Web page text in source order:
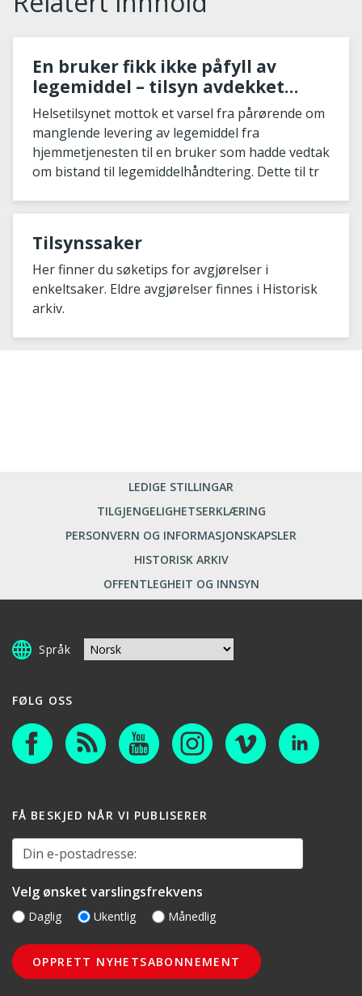
En bruker fikk ikke påfyll av
legemiddel – tilsyn avdekket
mangelfull kommunikasjon og
informasjonsflyt i
hjemmetjenesten
Helsetilsynet mottok et varsel fra pårørende om
manglende levering av legemiddel fra
hjemmetjenesten til en bruker som hadde vedtak
om bistand til legemiddelhåndtering. Dette til tr
Tilsynssaker
Her finner du søketips for avgjørelser i
enkeltsaker. Eldre avgjørelser finnes i Historisk
arkiv.
LEDIGE STILLINGAR
TILGJENGELIGHETSERKLÆRING
PERSONVERN OG INFORMASJONSKAPSLER
HISTORISK ARKIV
OFFENTLEGHEIT OG INNSYN
Språk
FØLG OSS
FÅ BESKJED NÅR VI PUBLISERER
Din e-postadresse:
Velg ønsket varslingsfrekvens
Daglig Ukentlig Månedlig